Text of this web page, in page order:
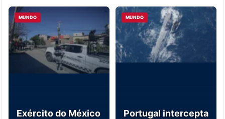
MUNDO
Exército do México
MUNDO
Portugal intercepta